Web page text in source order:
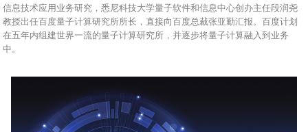
信息技术应用业务研究，悉尼科技大学量子软件和信息中心创办主任段润尧
教授出任百度量子计算研究所所长，直接向百度总裁张亚勤汇报。百度计划
在五年内组建世界一流的量子计算研究所，并逐步将量子计算融入到业务
中。